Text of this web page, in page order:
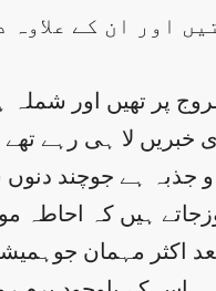
اور ان کے علاوہ
پر تھیں اور
لا ہی رہے تھے
و جذبہ ہے جوچند
ہیں کہ
بعد اکثر مہمان